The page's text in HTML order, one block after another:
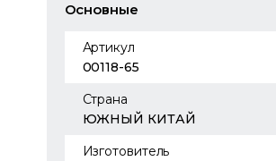
Основные
Артикул
00118-65
Страна
ЮЖНЫЙ КИТАЙ
Изготовитель